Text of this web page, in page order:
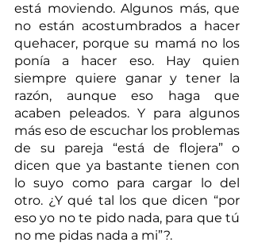
está moviendo. Algunos más, que
no están acostumbrados a hacer
quehacer, porque su mamá no los
ponía a hacer eso. Hay quien
siempre quiere ganar y tener la
razón, aunque eso haga que
acaben peleados. Y para algunos
más eso de escuchar los problemas
de su pareja “está de flojera” o
dicen que ya bastante tienen con
lo suyo como para cargar lo del
otro. ¿Y qué tal los que dicen “por
eso yo no te pido nada, para que tú
no me pidas nada a mi”?.